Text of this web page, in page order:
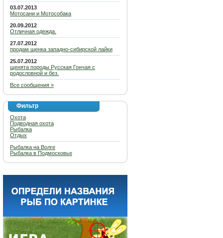
03.07.2013
Мотосани и Мотособака
20.09.2012
Отличная одежда.
27.07.2012
продам щенка западно-сибирской лайки
25.07.2012
щенята породы Русская Гончая с
родословной и без.
Все сообщения »
Фильтр
Охота
Подводная охота
Рыбалка
Отдых
Рыбалка на Волге
Рыбалка в Подмосковье